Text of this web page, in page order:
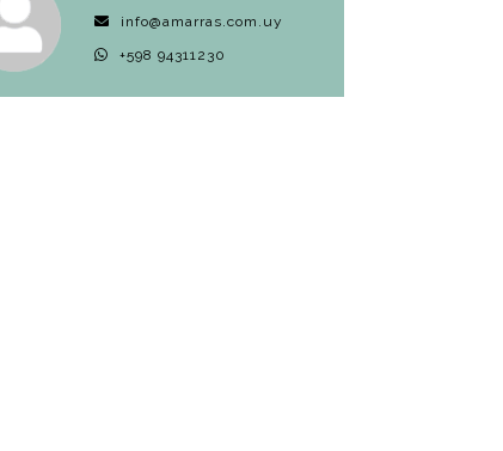
info@amarras.com.uy
+598 94311230